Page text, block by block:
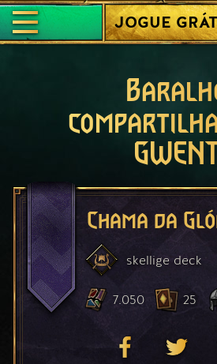
JOGUE
GWENT
Chama da
skellige deck
7.050 25